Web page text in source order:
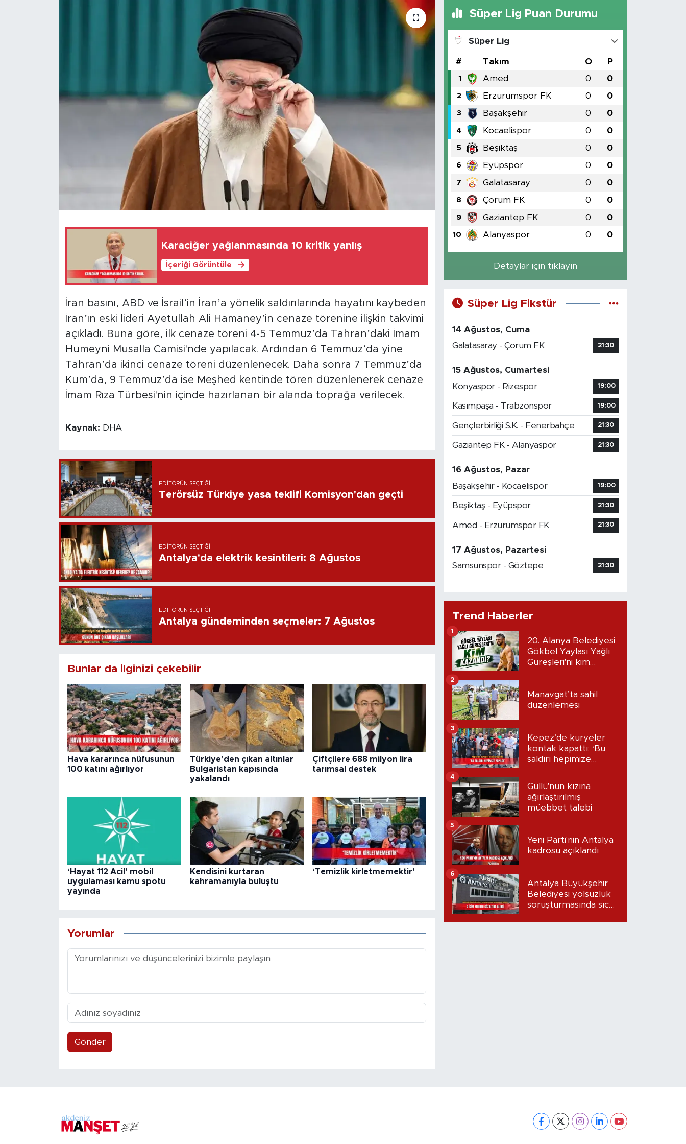
Karaciğer yağlanmasında 10 kritik yanlış
İçeriği Görüntüle
İran basını, ABD ve İsrail’in İran’a yönelik saldırılarında hayatını kaybeden
İran’ın eski lideri Ayetullah Ali Hamaney’in cenaze törenine ilişkin takvimi
açıkladı. Buna göre, ilk cenaze töreni 4-5 Temmuz’da Tahran’daki İmam
Humeyni Musalla Camisi'nde yapılacak. Ardından 6 Temmuz’da yine
Tahran’da ikinci cenaze töreni düzenlenecek. Daha sonra 7 Temmuz’da
Kum’da, 9 Temmuz’da ise Meşhed kentinde tören düzenlenerek cenaze
İmam Rıza Türbesi'nin içinde hazırlanan bir alanda toprağa verilecek.
Kaynak: DHA
EDITÖRÜN SEÇTIĞI
Terörsüz Türkiye yasa teklifi Komisyon'dan geçti
EDITÖRÜN SEÇTIĞI
Antalya'da elektrik kesintileri: 8 Ağustos
EDITÖRÜN SEÇTIĞI
Antalya gündeminden seçmeler: 7 Ağustos
Bunlar da ilginizi çekebilir
Hava kararınca nüfusunun
100 katını ağırlıyor
Türkiye’den çıkan altınlar
Bulgaristan kapısında
yakalandı
Çiftçilere 688 milyon lira
tarımsal destek
‘Hayat 112 Acil’ mobil
uygulaması kamu spotu
yayında
Kendisini kurtaran
kahramanıyla buluştu
‘Temizlik kirletmemektir’
Yorumlar
Gönder
Süper Lig Puan Durumu
Süper Lig
# Takım O P
1 Amed 0 0
2 Erzurumspor FK 0 0
3 Başakşehir 0 0
4 Kocaelispor 0 0
5 Beşiktaş 0 0
6 Eyüpspor 0 0
7 Galatasaray 0 0
8 Çorum FK 0 0
9 Gaziantep FK 0 0
10 Alanyaspor 0 0
Detaylar için tıklayın
Süper Lig Fikstür
14 Ağustos, Cuma
Galatasaray - Çorum FK
21:30
15 Ağustos, Cumartesi
Konyaspor - Rizespor
19:00
Kasımpaşa - Trabzonspor 19:00
Gençlerbirliği S.K. - Fenerbahçe 21:30
Gaziantep FK - Alanyaspor 21:30
16 Ağustos, Pazar
Başakşehir - Kocaelispor
19:00
Beşiktaş - Eyüpspor 21:30
Amed - Erzurumspor FK 21:30
17 Ağustos, Pazartesi
Samsunspor - Göztepe
21:30
Trend Haberler
20. Alanya Belediyesi
Gökbel Yaylası Yağlı
Güreşleri'ni kim
1
Manavgat’ta sahil
düzenlemesi
2
Kepez’de kuryeler
kontak kapattı: ‘Bu
saldırı hepimize
3
Güllü'nün kızına
ağırlaştırılmış
müebbet talebi
4
Yeni Parti'nin Antalya
kadrosu açıklandı
5
Antalya Büyükşehir
Belediyesi yolsuzluk
soruşturmasında sıcak
6
Resmi İlanlar